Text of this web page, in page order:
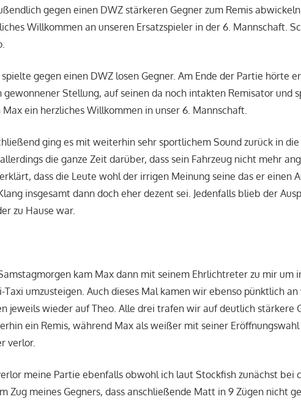
gegen einen DWZ stärkeren Gegner zum Remis
Willkommen an unseren Ersatzspieler in der 6. Mannschaft.
gegen einen DWZ losen Gegner. Am Ende der Partie hörte
gewonnener Stellung, auf seinen da noch intakten Remisator und
Max ein herzliches Willkommen in unser 6. Mannschaft.
ging es mit weiterhin sehr sportlichem Sound zurück in
die ganze Zeit darüber, dass sein Fahrzeug nicht mehr
dass die Leute wohl der irrigen Meinung seine das er einen
insgesamt dann doch eher dezent sei. Jedenfalls blieb der
zu Hause war.
kam Max dann mit seinem Ehrlichtreter zu mir um
Taxi umzusteigen. Auch dieses Mal kamen wir ebenso pünktlich
jeweils wieder auf Theo. Alle drei trafen wir auf deutlich stärkere
ein Remis, während Max als weißer mit seiner
verlor.
meine Partie ebenfalls obwohl ich laut Stockfish zunächst bei
Zug meines Gegners, dass anschließende Matt in 9 Zügen nicht